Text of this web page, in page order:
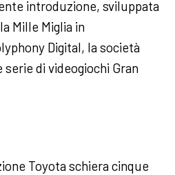
introduzione, sviluppata
Mille Miglia in
Digital, la società
di videogiochi Gran
Toyota schiera cinque